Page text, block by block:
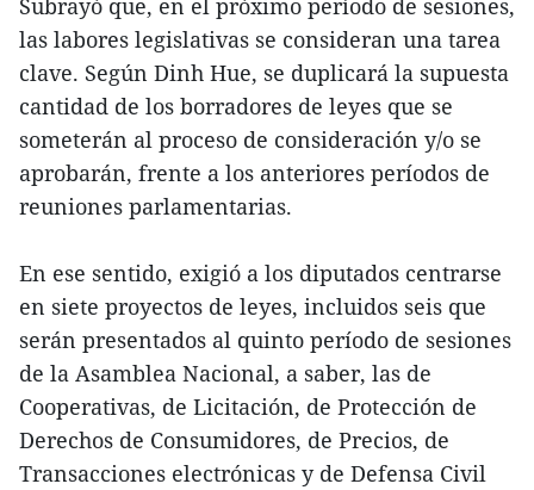
Subrayó que, en el próximo período de sesiones,
las labores legislativas se consideran una tarea
clave. Según Dinh Hue, se duplicará la supuesta
cantidad de los borradores de leyes que se
someterán al proceso de consideración y/o se
aprobarán, frente a los anteriores períodos de
reuniones parlamentarias.
En ese sentido, exigió a los diputados centrarse
en siete proyectos de leyes, incluidos seis que
serán presentados al quinto período de sesiones
de la Asamblea Nacional, a saber, las de
Cooperativas, de Licitación, de Protección de
Derechos de Consumidores, de Precios, de
Transacciones electrónicas y de Defensa Civil